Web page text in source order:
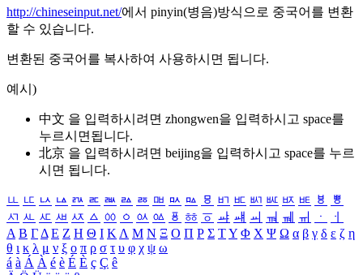
http://chineseinput.net/에서 pinyin(병음)방식으로 중국어를 변환
할 수 있습니다.
변환된 중국어를 복사하여 사용하시면 됩니다.
예시)
中文 을 입력하시려면 zhongwen을 입력하시고 space를
누르시면됩니다.
北京 을 입력하시려면 beijing을 입력하시고 space를 누르
시면 됩니다.
ㅥ ㅦ ㅧ ㅨ ㅩ ㅪ ㅫ ㅬ ㅭ ㅮ ㅯ ㅰ ㅱ ㅲ ㅳ ㅴ ㅵ ㅶ ㅷ ㅸ
ㅹ
ㅺ ㅻ ㅼ ㅽ ㅾ ㅿ ㆀ ㆁ ㆂ ㆃ ㆄ ㆅ ㆆ ㆇ ㆈ ㆉ ㆊ ㆋ ㆌ ㆍ
ㆎ
Α Β ΓΔ Ε Ζ Η Θ Ι ΚΛ Μ Ν Ξ Ο Π Ρ Σ ΤΥ Φ Χ Ψ Ω α β γ δ ε ζ η
θ ι κ λ μ ν ξ ο π ρ σ τ υ φ χ ψ ω
á à Á À é è É È ç Ç ê